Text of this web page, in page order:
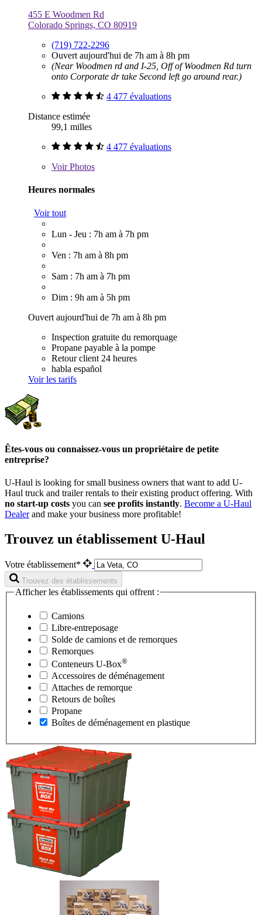
455 E Woodmen Rd
Colorado Springs, CO 80919
(719) 722-2296
Ouvert aujourd'hui de 7h am à 8h pm
(Near Woodmen rd and I-25, Off of Woodmen Rd turn
onto Corporate dr take Second left go around rear.)
4 477 évaluations
Distance estimée
99,1 milles
4 477 évaluations
VoirPhotos
Heures normales
Voir tout
Lun - Jeu : 7h am à 7h pm
Ven : 7h am à 8h pm
Sam : 7h am à 7h pm
Dim : 9h am à 5h pm
Ouvert aujourd'hui de 7h am à 8h pm
Inspection gratuite du remorquage
Propane payable à la pompe
Retour client 24 heures
habla español
Voir les tarifs
Êtes-vous ou connaissez-vous un propriétaire de petite
entreprise?
U-Haul is looking for small business owners that want to add U-
Haul truck and trailer rentals to their existing product offering. With
no start-up costs you can see profits instantly. Become a U-Haul
Dealerand make your business more profitable!
Trouvez un établissement U-Haul
Votre établissement*
Trouvez des établissements
Afficher les établissements qui offrent :
Camions
Libre-entreposage
Solde de camions et de remorques
Remorques
Conteneurs U-Box®
Accessoires de déménagement
Attaches de remorque
Retours de boîtes
Propane
Boîtes de déménagement en plastique